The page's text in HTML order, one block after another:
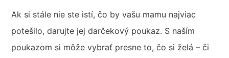
Ak si stále nie ste istí, čo by vašu mamu najviac
potešilo, darujte jej darčekový poukaz. S naším
poukazom si môže vybrať presne to, čo si želá – či